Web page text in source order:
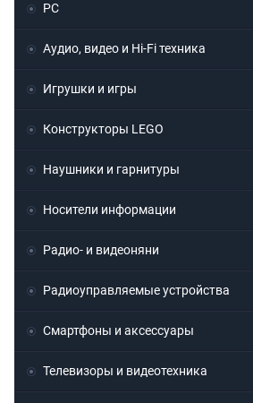
PC
Аудио, видео и Hi-Fi техника
Игрушки и игры
Конструкторы LEGO
Наушники и гарнитуры
Носители информации
Радио- и видеоняни
Радиоуправляемые устройства
Смартфоны и аксессуары
Телевизоры и видеотехника